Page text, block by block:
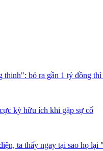
bỏ ra gần 1 tỷ đồng
kỳ hữu ích khi gặp sự cố
ta thấy ngay tại sao họ lại